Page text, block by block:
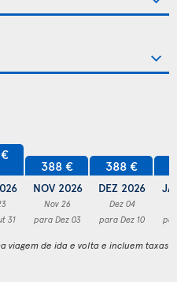
31
388 €
NOV 2026
Nov 26
para Dez 03
388 €
DEZ 2026
Dez 04
para Dez 10
viagem de ida e volta e incluem taxas